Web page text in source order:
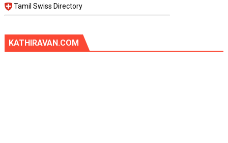
Tamil Swiss Directory
KATHIRAVAN.COM